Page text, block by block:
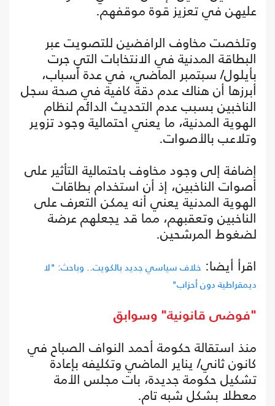
عليهن في تعزيز قوة موقفهم.
وتلخصت مخاوف الرافضين للتصويت عبر
البطاقة المدنية في الانتخابات التي جرت
بأيلول/ سبتمبر الماضي، في عدة أسباب،
أبرزها أن هناك عدم دقة كافية في صحة سجل
الناخبين بسبب عدم التحديث الدائم لنظام
الهوية المدنية، ما يعني احتمالية وجود تزوير
وتلاعب بالأصوات.
إضافة إلى وجود مخاوف باحتمالية التأثير على
أصوات الناخبين، إذ أن استخدام بطاقات
الهوية المدنية يعني أنه يمكن التعرف على
الناخبين وتعقبهم، مما قد يجعلهم عرضة
لضغوط المرشحين.
اقرأ أيضا: خلاف سياسي جديد بالكويت.. وباحث: "لا
ديمقراطية دون أحزاب"
"فوضى قانونية" وسوابق
منذ استقالة حكومة أحمد النواف الصباح في
كانون ثاني/ يناير الماضي وتكليفه بإعادة
تشكيل حكومة جديدة، بات مجلس الأمة
معطلا بشكل شبه تام.